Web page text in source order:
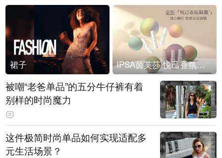
裙子 IPSA茵芙莎 悦己香氛凝露上市
被嘲“老爸单品”的五分牛仔裤有着
别样的时尚魔力
这件极简时尚单品如何实现适配多
元生活场景？